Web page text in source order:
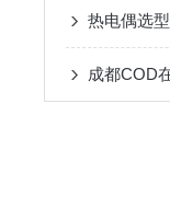
热电偶选型